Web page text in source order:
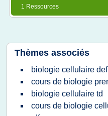
1 Ressources
Thèmes associés
biologie cellulaire
cours de biologie
biologie cellulaire td
cours de biologie